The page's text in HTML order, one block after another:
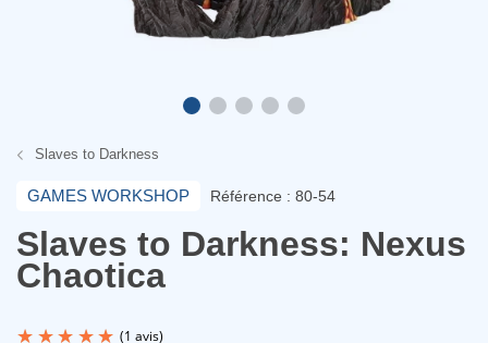
Slaves to Darkness
GAMES WORKSHOP Référence : 80-54
Slaves to Darkness: Nexus
Chaotica